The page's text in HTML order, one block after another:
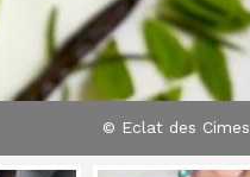
© Eclat des Cimes